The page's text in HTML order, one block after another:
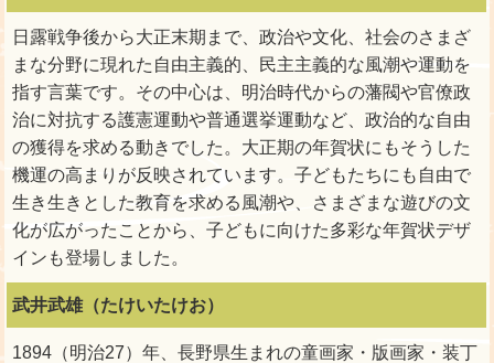
日露戦争後から大正末期まで、政治や文化、社会のさまざ
まな分野に現れた自由主義的、民主主義的な風潮や運動を
指す言葉です。その中心は、明治時代からの藩閥や官僚政
治に対抗する護憲運動や普通選挙運動など、政治的な自由
の獲得を求める動きでした。大正期の年賀状にもそうした
機運の高まりが反映されています。子どもたちにも自由で
生き生きとした教育を求める風潮や、さまざまな遊びの文
化が広がったことから、子どもに向けた多彩な年賀状デザ
インも登場しました。
武井武雄（たけいたけお）
1894（明治27）年、長野県生まれの童画家・版画家・装丁